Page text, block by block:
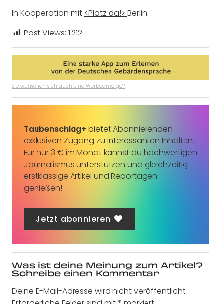
In Kooperation mit <Platz da!> Berlin
Post Views: 1.212
Sie wünschen sich auch eine Werbeanzeige?
Taubenschlag+ bietet Abonnierenden
exklusiven Zugang zu interessanten Inhalten.
Für nur 3 € im Monat kannst du hochwertigen
Journalismus unterstützen und gleichzeitig
erstklassige Artikel und Reportagen
genießen!
Jetzt abonnieren
Was ist deine Meinung zum Artikel?
Schreibe einen Kommentar
Deine E-Mail-Adresse wird nicht veröffentlicht.